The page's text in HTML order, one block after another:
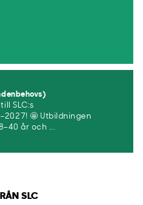
SLC:s
🤩 Utbildningen
år och ...
SLC